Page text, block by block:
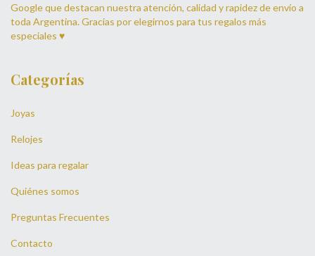
Google que destacan nuestra atención, calidad y rapidez de envío a
toda Argentina. Gracias por elegirnos para tus regalos más
especiales ♥
Categorías
Joyas
Relojes
Ideas para regalar
Quiénes somos
Preguntas Frecuentes
Contacto